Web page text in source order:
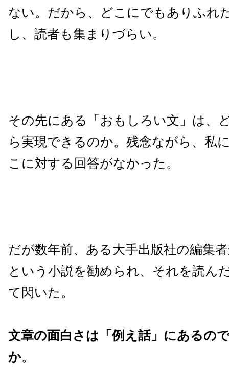
ない。だから、どこにでもありふれ
し、読者も集まりづらい。
その先にある「おもしろい文」は、
ら実現できるのか。残念ながら、私
こに対する回答がなかった。
だが数年前、ある大手出版社の編集
という小説を勧められ、それを読ん
て閃いた。
文章の面白さは「例え話」にあるの
か。